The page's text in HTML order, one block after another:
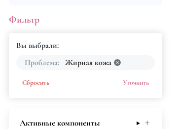
Фильтр
Вы выбрали:
Проблема:
Жирная кожа
Сбросить Уточнить
Активные компоненты